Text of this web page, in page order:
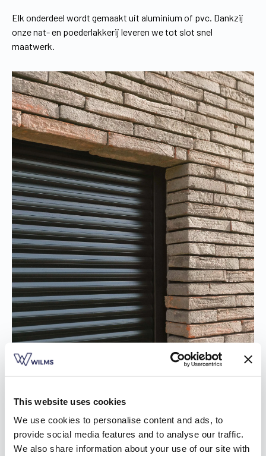
This website uses cookies
We use cookies to personalise content and ads, to
provide social media features and to analyse our traffic.
We also share information about your use of our site with
Elk onderdeel wordt gemaakt uit aluminium of pvc. Dankzij
onze nat- en poederlakkerij leveren we tot slot snel
maatwerk.